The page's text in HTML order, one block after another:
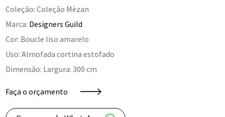
Coleção: Coleção Mèzan
Marca: Designers Guild
Cor: Boucle liso amarelo
Uso: Almofada cortina estofado
Dimensão: Largura: 300 cm
Faça o orçamento